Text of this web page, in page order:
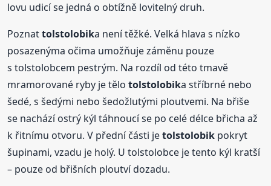
lovu udicí se jedná o obtížně lovitelný druh.
Poznattolstolobika není těžké. Velká hlava s nízko
posazenýma očima umožňuje záměnu pouze
s tolstolobcem pestrým. Na rozdíl od této tmavě
mramorované ryby je tělotolstolobika stříbrné nebo
šedé, s šedými nebo šedožlutými ploutvemi. Na břiše
se nachází ostrý kýl táhnoucí se po celé délce břicha až
k řitnímu otvoru. V přední části jetolstolobik pokryt
šupinami, vzadu je holý. U tolstolobce je tento kýl kratší
– pouze od břišních ploutví dozadu.